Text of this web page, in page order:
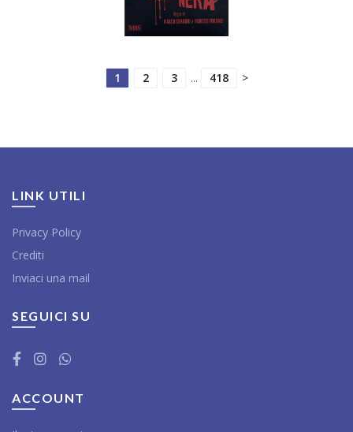
1 2 3 ... 418 >
LINK UTILI
Privacy Policy
Crediti
Inviaci una mail
SEGUICI SU
ACCOUNT